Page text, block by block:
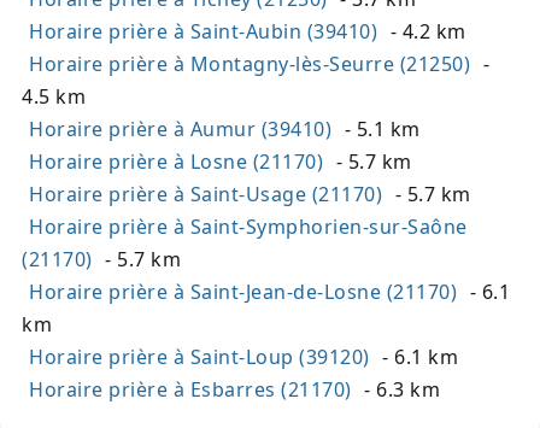
Horaire prière à Saint-Aubin (39410) - 4.2 km
Horaire prière à Montagny-lès-Seurre (21250) -
4.5 km
Horaire prière à Aumur (39410) - 5.1 km
Horaire prière à Losne (21170) - 5.7 km
Horaire prière à Saint-Usage (21170) - 5.7 km
Horaire prière à Saint-Symphorien-sur-Saône
(21170) - 5.7 km
Horaire prière à Saint-Jean-de-Losne (21170) - 6.1
km
Horaire prière à Saint-Loup (39120) - 6.1 km
Horaire prière à Esbarres (21170) - 6.3 km